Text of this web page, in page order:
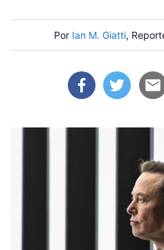
Por Ian M. Giatti,